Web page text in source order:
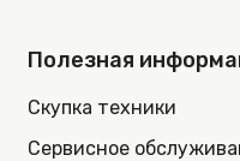
Полезная
Скупка техники
Сервисное